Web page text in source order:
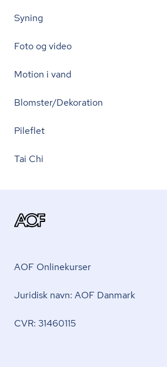
Syning
Foto og video
Motion i vand
Blomster/Dekoration
Pileflet
Tai Chi
AOF Onlinekurser
Juridisk navn: AOF Danmark
CVR: 31460115